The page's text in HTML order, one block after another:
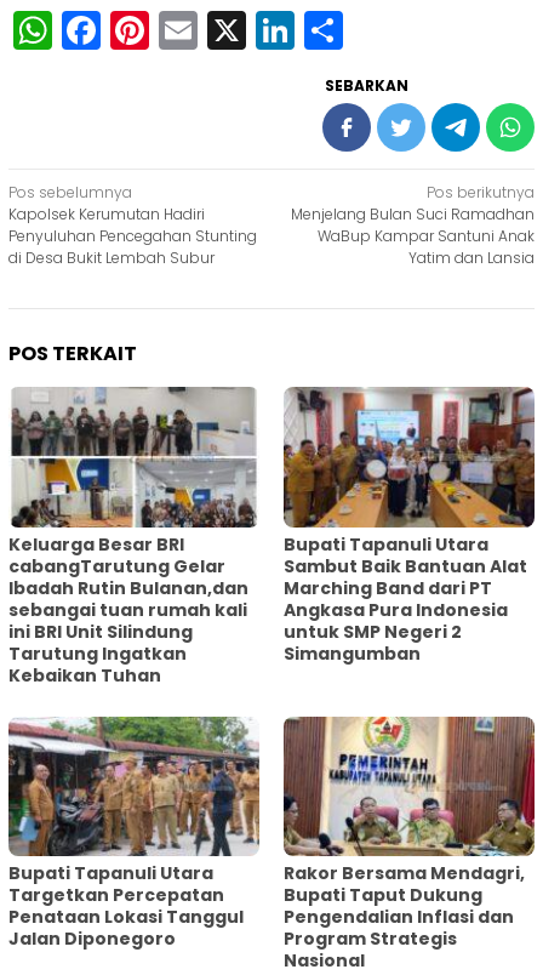
WhatsApp
Facebook
Pinterest
Email
X LinkedIn
SEBARKAN
Navigasi
pos
Pos sebelumnya
Kapolsek Kerumutan Hadiri
Penyuluhan Pencegahan Stunting
di Desa Bukit Lembah Subur
Pos berikutnya
Menjelang Bulan Suci Ramadhan
WaBup Kampar Santuni Anak
Yatim dan Lansia
POS TERKAIT
Keluarga Besar BRI
cabangTarutung Gelar
Ibadah Rutin Bulanan,dan
sebangai tuan rumah kali
ini BRI Unit Silindung
Tarutung Ingatkan
Kebaikan Tuhan
Bupati Tapanuli Utara
Sambut Baik Bantuan Alat
Marching Band dari PT
Angkasa Pura Indonesia
untuk SMP Negeri 2
Simangumban
‎Bupati Tapanuli Utara
Targetkan Percepatan
Penataan Lokasi Tanggul
Jalan Diponegoro
Rakor Bersama Mendagri,
Bupati Taput Dukung
Pengendalian Inflasi dan
Program Strategis
Nasional‎